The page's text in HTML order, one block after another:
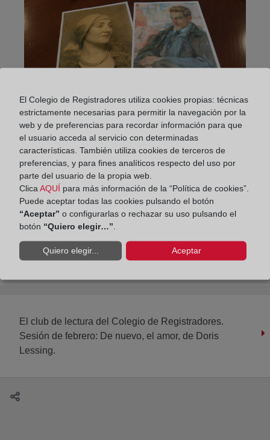
Compartir:
El club de lectura del Colegio de Registradores.
Sesión de abril: El regreso del soldado, de
Rebecca West.
El club de lectura del Colegio de Registradores.
Sesión de febrero: De nuevo, el amor, de Doris
Lessing.
El Colegio de Registradores utiliza cookies propias: técnicas
estrictamente necesarias para permitir la navegación por la
web y de preferencias para recordar información para que
el usuario acceda al servicio con determinadas
características. También utiliza cookies de terceros de
preferencias, y para fines analíticos respecto del uso por
parte del usuario de la propia web.
Clica AQUÍ para más información de la “Política de cookies”.
Puede aceptar todas las cookies pulsando el botón
“Aceptar” o configurarlas o rechazar su uso pulsando el
botón “Quiero elegir…”
Quiero elegir... Aceptar